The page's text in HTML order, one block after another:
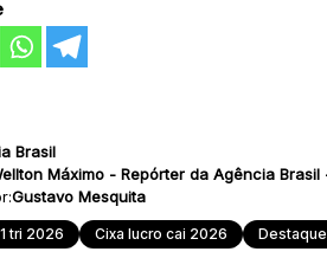
Brasil
Máximo - Repórter da Agência Brasil
Gustavo Mesquita
tri 2026 Cixa lucro cai 2026